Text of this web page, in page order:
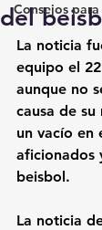
Consejos
del
La noticia
equipo el
aunque no
causa de
un vacío en
aficionados
beisbol.
La noticia